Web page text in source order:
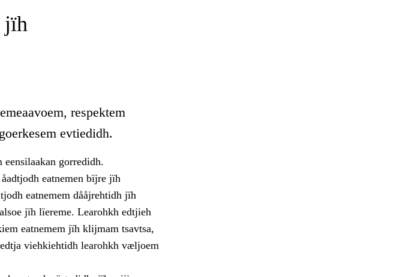
jïh
respektem
evtiedidh.
gorredidh.
eatnemen bïjre jïh
eatnemem dååjrehtidh jïh
jïh lïereme. Learohkh edtjieh
eatnemem jïh klijmam tsavtsa,
viehkiehtidh learohkh væljoem